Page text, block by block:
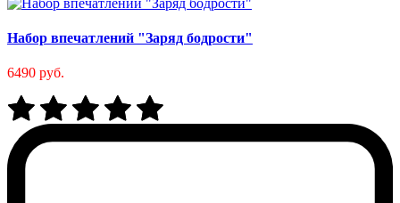
Набор впечатлений "Заряд бодрости"
6490 руб.